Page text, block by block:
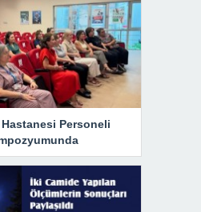
Personeli